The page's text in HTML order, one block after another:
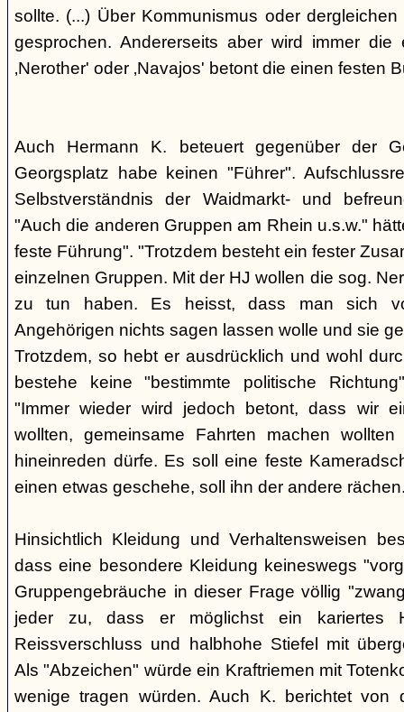
sollte. (...) Über Kommunismus oder
gesprochen. Andererseits aber wird immer die
‚Nerother' oder ‚Navajos' betont die einen festen
Auch Hermann K. beteuert gegenüber der
Georgsplatz habe keinen "Führer".
Selbstverständnis der Waidmarkt- und
"Auch die anderen Gruppen am Rhein u.s.w."
feste Führung". "Trotzdem besteht ein fester
einzelnen Gruppen. Mit der HJ wollen die sog.
zu tun haben. Es heisst, dass man sich
Angehörigen nichts sagen lassen wolle und sie
Trotzdem, so hebt er ausdrücklich und wohl
bestehe keine "bestimmte politische
"Immer wieder wird jedoch betont, dass wir
wollten, gemeinsame Fahrten machen
hineinreden dürfe. Es soll eine feste
einen etwas geschehe, soll ihn der andere
Hinsichtlich Kleidung und Verhaltensweisen
dass eine besondere Kleidung keineswegs
Gruppengebräuche in dieser Frage völlig
jeder zu, dass er möglichst ein kariertes
Reissverschluss und halbhohe Stiefel mit
Als "Abzeichen" würde ein Kraftriemen mit
wenige tragen würden. Auch K. berichtet von